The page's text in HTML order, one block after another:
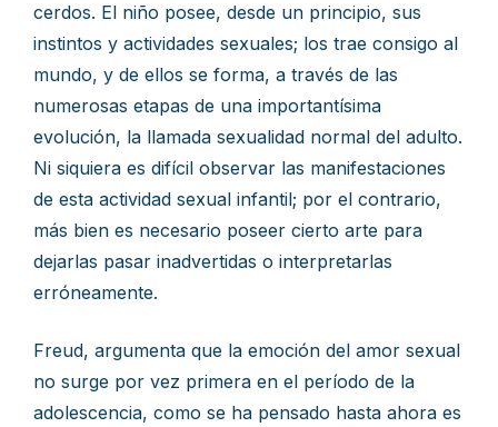
cerdos. El niño posee, desde un principio, sus
instintos y actividades sexuales; los trae consigo al
mundo, y de ellos se forma, a través de las
numerosas etapas de una importantísima
evolución, la llamada sexualidad normal del adulto.
Ni siquiera es difícil observar las manifestaciones
de esta actividad sexual infantil; por el contrario,
más bien es necesario poseer cierto arte para
dejarlas pasar inadvertidas o interpretarlas
erróneamente.
Freud, argumenta que la emoción del amor sexual
no surge por vez primera en el período de la
adolescencia, como se ha pensado hasta ahora es